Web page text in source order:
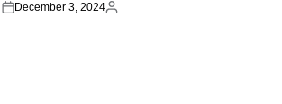
Posted
December 3, 2024
Posted